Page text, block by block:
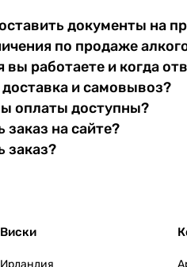
документы на
по продаже
вы работаете и когда
доставка и самовывоз?
оплаты доступны?
на сайте?
заказ?
Виски
Ирландия